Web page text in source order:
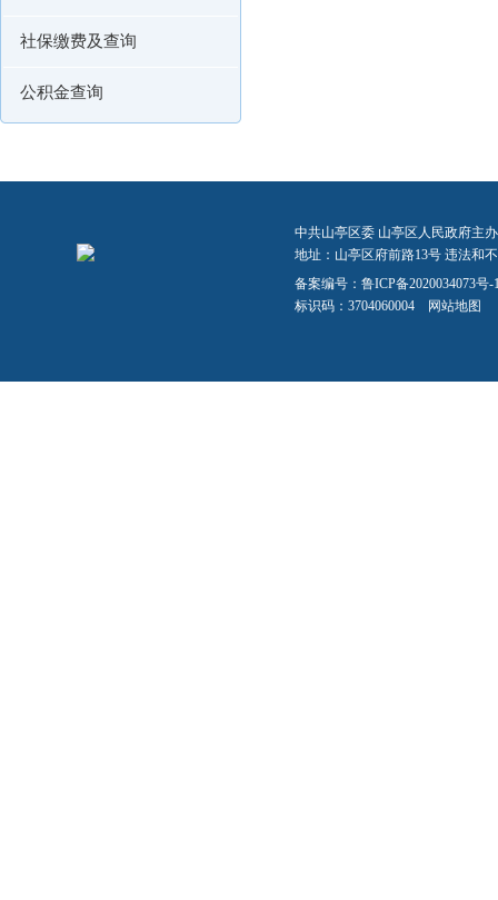
社保缴费及查询
公积金查询
中共山亭区委 山亭区人民政府主
地址：山亭区府前路13号 违法和
备案编号： 鲁ICP备2020034073号-
标识码：3704060004 网站地图